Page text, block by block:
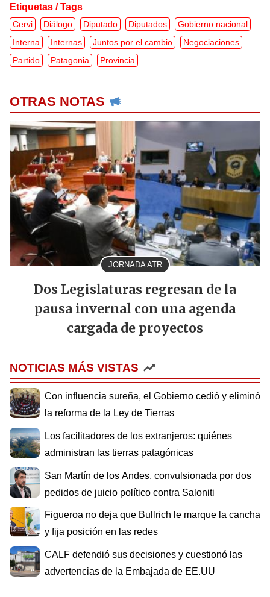
Etiquetas / Tags
Cervi Diálogo Diputado Diputados
Gobierno nacional
Interna
Internas Juntos por el cambio
Negociaciones
Partido
Patagonia Provincia
OTRAS NOTAS
JORNADA ATR
Dos Legislaturas regresan de la
pausa invernal con una agenda
cargada de proyectos
NOTICIAS MÁS VISTAS
Con influencia sureña, el Gobierno cedió y eliminó
la reforma de la Ley de Tierras
Los facilitadores de los extranjeros: quiénes
administran las tierras patagónicas
San Martín de los Andes, convulsionada por dos
pedidos de juicio político contra Saloniti
Figueroa no deja que Bullrich le marque la cancha
y fija posición en las redes
CALF defendió sus decisiones y cuestionó las
advertencias de la Embajada de EE.UU